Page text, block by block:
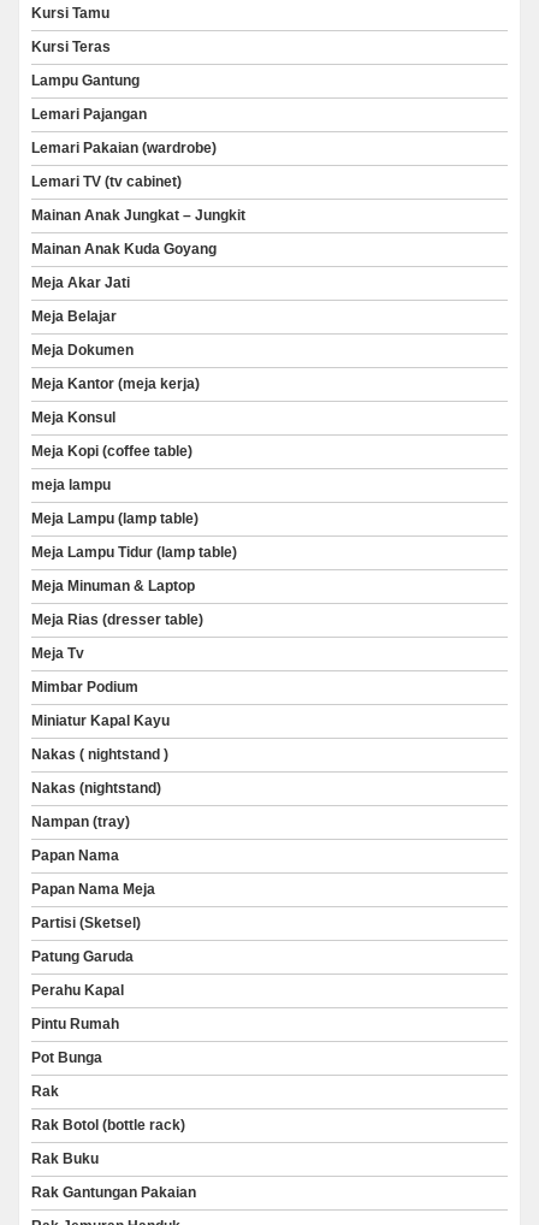
Kursi Tamu
Kursi Teras
Lampu Gantung
Lemari Pajangan
Lemari Pakaian (wardrobe)
Lemari TV (tv cabinet)
Mainan Anak Jungkat – Jungkit
Mainan Anak Kuda Goyang
Meja Akar Jati
Meja Belajar
Meja Dokumen
Meja Kantor (meja kerja)
Meja Konsul
Meja Kopi (coffee table)
meja lampu
Meja Lampu (lamp table)
Meja Lampu Tidur (lamp table)
Meja Minuman & Laptop
Meja Rias (dresser table)
Meja Tv
Mimbar Podium
Miniatur Kapal Kayu
Nakas ( nightstand )
Nakas (nightstand)
Nampan (tray)
Papan Nama
Papan Nama Meja
Partisi (Sketsel)
Patung Garuda
Perahu Kapal
Pintu Rumah
Pot Bunga
Rak
Rak Botol (bottle rack)
Rak Buku
Rak Gantungan Pakaian